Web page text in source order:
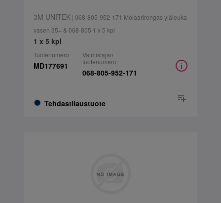
3M UNITEK| 068-805-952-171 Molaarirengas yläleuka
vasen 35+ & 068-805 1 x 5 kpl
1 x 5 kpl
Tuotenumero:
MD177691
Tehdastilaustuote
Valmistajan
tuotenumero:
068-805-952-171